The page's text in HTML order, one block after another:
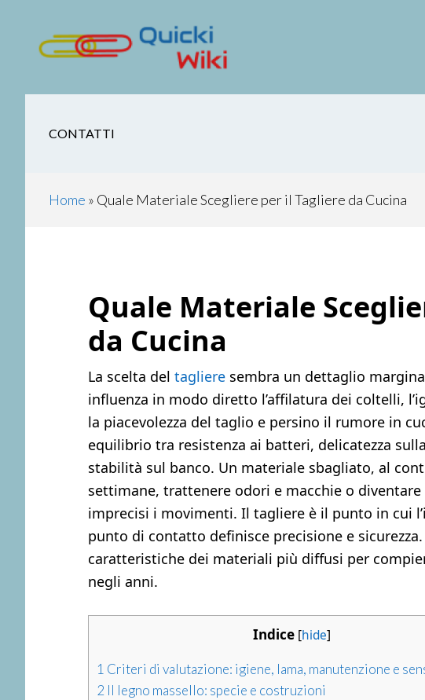
secondary
primary
footer
CONTATTI
Home » Quale Materiale Scegliere per il Tagliere da Cucina
Quale Materiale
da Cucina
La scelta del tagliere sembra un dettaglio
influenza in modo diretto l’affilatura dei coltelli,
la piacevolezza del taglio e persino il rumore in
equilibrio tra resistenza ai batteri, delicatezza
stabilità sul banco. Un materiale sbagliato, al
settimane, trattenere odori e macchie o
imprecisi i movimenti. Il tagliere è il punto in cui
punto di contatto definisce precisione e
caratteristiche dei materiali più diffusi per
negli anni.
Indice [hide]
1 Criteri di valutazione: igiene, lama, manutenzione e
2 Il legno massello: specie e costruzioni